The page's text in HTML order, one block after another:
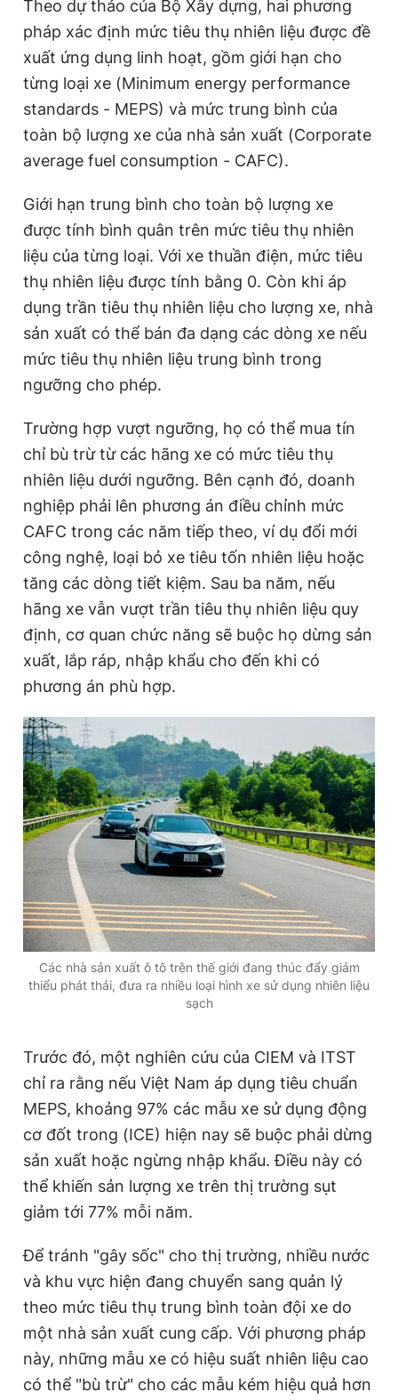
T
e
o
Theo dự thảo của Bộ Xây dựng, hai phương
pháp xác định mức tiêu thụ nhiên liệu được đề
xuất ứng dụng linh hoạt, gồm giới hạn cho
từng loại xe (Minimum energy performance
standards - MEPS) và mức trung bình của
toàn bộ lượng xe của nhà sản xuất (Corporate
average fuel consumption - CAFC).
Giới hạn trung bình cho toàn bộ lượng xe
được tính bình quân trên mức tiêu thụ nhiên
liệu của từng loại. Với xe thuần điện, mức tiêu
thụ nhiên liệu được tính bằng 0. Còn khi áp
dụng trần tiêu thụ nhiên liệu cho lượng xe, nhà
sản xuất có thể bán đa dạng các dòng xe nếu
mức tiêu thụ nhiên liệu trung bình trong
ngưỡng cho phép.
Trường hợp vượt ngưỡng, họ có thể mua tín
chỉ bù trừ từ các hãng xe có mức tiêu thụ
nhiên liệu dưới ngưỡng. Bên cạnh đó, doanh
nghiệp phải lên phương án điều chỉnh mức
CAFC trong các năm tiếp theo, ví dụ đổi mới
công nghệ, loại bỏ xe tiêu tốn nhiên liệu hoặc
tăng các dòng tiết kiệm. Sau ba năm, nếu
hãng xe vẫn vượt trần tiêu thụ nhiên liệu quy
định, cơ quan chức năng sẽ buộc họ dừng sản
xuất, lắp ráp, nhập khẩu cho đến khi có
phương án phù hợp.
Các nhà sản xuất ô tô trên thế giới đang thúc đẩy giảm
thiểu phát thải, đưa ra nhiều loại hình xe sử dụng nhiên liệu
sạch
Trước đó, một nghiên cứu của CIEM và ITST
chỉ ra rằng nếu Việt Nam áp dụng tiêu chuẩn
MEPS, khoảng 97% các mẫu xe sử dụng động
cơ đốt trong (ICE) hiện nay sẽ buộc phải dừng
sản xuất hoặc ngừng nhập khẩu. Điều này có
thể khiến sản lượng xe trên thị trường sụt
giảm tới 77% mỗi năm.
Để tránh "gây sốc" cho thị trường, nhiều nước
và khu vực hiện đang chuyển sang quản lý
theo mức tiêu thụ trung bình toàn đội xe do
một nhà sản xuất cung cấp. Với phương pháp
này, những mẫu xe có hiệu suất nhiên liệu cao
có thể "bù trừ" cho các mẫu kém hiệu quả hơn